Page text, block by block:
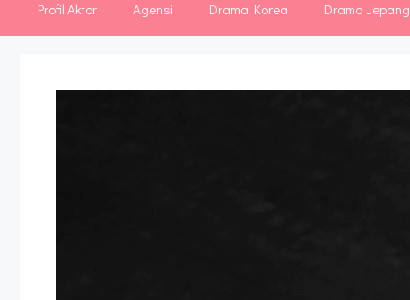
Profil Aktor Agensi Drama Korea Drama Jepang